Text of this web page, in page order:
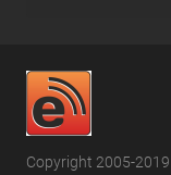
Copyright 2005-